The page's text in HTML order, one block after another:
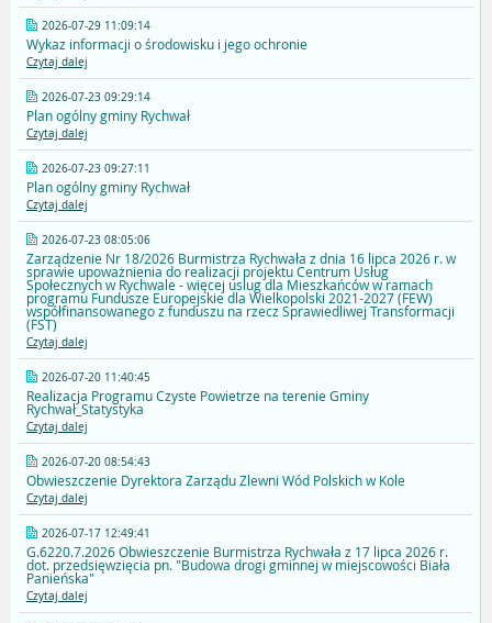
2026-07-29 11:09:14
Wykaz informacji o środowisku i jego ochronie
Czytaj dalej
2026-07-23 09:29:14
Plan ogólny gminy Rychwał
Czytaj dalej
2026-07-23 09:27:11
Plan ogólny gminy Rychwał
Czytaj dalej
2026-07-23 08:05:06
Zarządzenie Nr 18/2026 Burmistrza Rychwała z dnia 16 lipca 2026 r. w
sprawie upoważnienia do realizacji projektu Centrum Usług
Społecznych w Rychwale - więcej uslug dla Mieszkańców w ramach
programu Fundusze Europejskie dla Wielkopolski 2021-2027 (FEW)
współfinansowanego z funduszu na rzecz Sprawiedliwej Transformacji
(FST)
Czytaj dalej
2026-07-20 11:40:45
Realizacja Programu Czyste Powietrze na terenie Gminy
Rychwał_Statystyka
Czytaj dalej
2026-07-20 08:54:43
Obwieszczenie Dyrektora Zarządu Zlewni Wód Polskich w Kole
Czytaj dalej
2026-07-17 12:49:41
G.6220.7.2026 Obwieszczenie Burmistrza Rychwała z 17 lipca 2026 r.
dot. przedsięwzięcia pn. "Budowa drogi gminnej w miejscowości Biała
Panieńska"
Czytaj dalej